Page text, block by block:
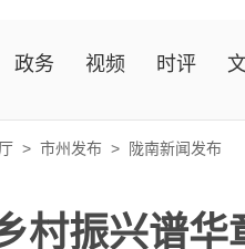
政务 视频 时评
> 市州发布 > 陇南新闻发布
村振兴谱